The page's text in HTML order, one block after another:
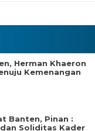
Herman Khaeron
Kemenangan
Banten, Pinan :
Soliditas Kader